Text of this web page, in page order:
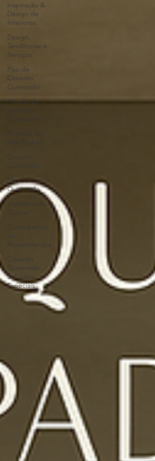
Inspiração &
Design de
Interiores
Design,
Tendências e
Serviços
Piso de
Cimento
Queimado
Parede de
Microcimento
Queimado
Investimento &
Comparativos
de
Revestimentos
Cimento
Queimado
Soluções
Especiais